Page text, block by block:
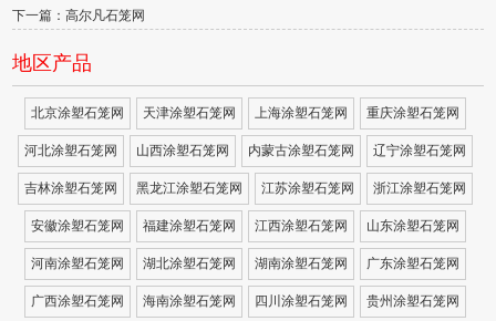
下一篇：高尔凡石笼网
地区产品
北京涂塑石笼网 天津涂塑石笼网 上海涂塑石笼网 重庆涂塑石笼网
河北涂塑石笼网 山西涂塑石笼网 内蒙古涂塑石笼网 辽宁涂塑石笼网
吉林涂塑石笼网 黑龙江涂塑石笼网 江苏涂塑石笼网 浙江涂塑石笼网
安徽涂塑石笼网 福建涂塑石笼网 江西涂塑石笼网 山东涂塑石笼网
河南涂塑石笼网 湖北涂塑石笼网 湖南涂塑石笼网 广东涂塑石笼网
广西涂塑石笼网 海南涂塑石笼网 四川涂塑石笼网 贵州涂塑石笼网